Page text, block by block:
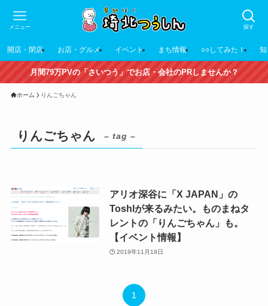
探す
メニュー
開店・閉店 お店・グルメ イベント まち情報 ○○してみた！
月間79万PVの「さいつう」でお店・会社のPRしませんか？
ホーム りんごちゃん
りんごちゃん – tag –
アリオ深谷に「X JAPAN」の
Toshlが来るみたい。ものまねタ
レントの「りんごちゃん」も。
【イベント情報】
2019年11月19日
1